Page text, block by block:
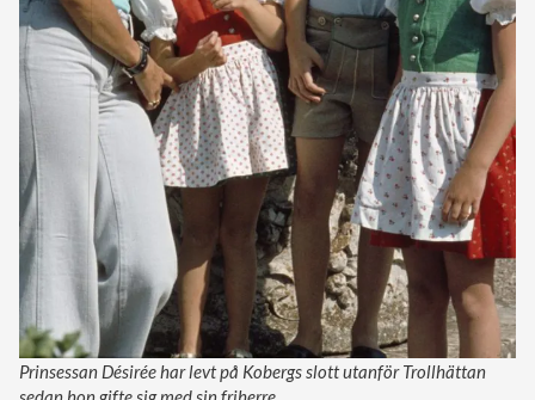
Prinsessan Désirée har levt på Kobergs slott utanför Trollhättan